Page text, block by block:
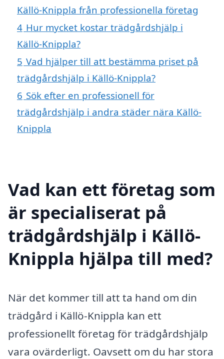
Källö-Knippla från professionella företag
4 Hur mycket kostar trädgårdshjälp i
Källö-Knippla?
5 Vad hjälper till att bestämma priset på
trädgårdshjälp i Källö-Knippla?
6 Sök efter en professionell för
trädgårdshjälp i andra städer nära Källö-
Knippla
Vad kan ett företag som
är specialiserat på
trädgårdshjälp i Källö-
Knippla hjälpa till med?
När det kommer till att ta hand om din
trädgård i Källö-Knippla kan ett
professionellt företag för trädgårdshjälp
vara ovärderligt. Oavsett om du har stora